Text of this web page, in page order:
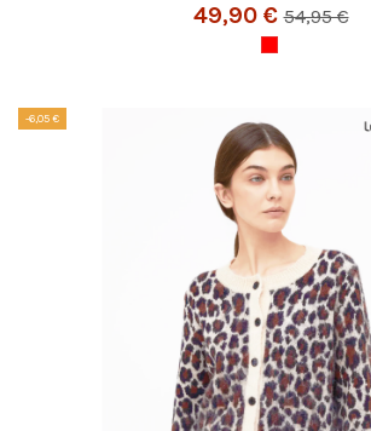
49,90 €54,95 €
-6,05 €